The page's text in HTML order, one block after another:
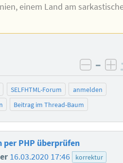
einem Land am
–
SELFHTML-Forum
anmelden
Beitrag im Thread-Baum
per PHP überprüfen
16.03.2020 17:46 korrektur